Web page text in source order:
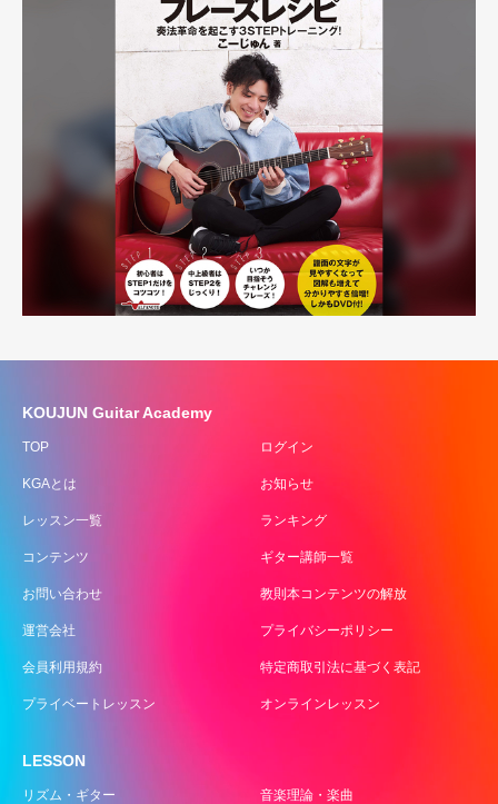
KOUJUN Guitar Academy
TOP ログイン
KGAとは お知らせ
レッスン一覧 ランキング
コンテンツ ギター講師一覧
お問い合わせ 教則本コンテンツの解放
運営会社 プライバシーポリシー
会員利用規約 特定商取引法に基づく表記
プライベートレッスン オンラインレッスン
LESSON
リズム・ギター 音楽理論・楽曲